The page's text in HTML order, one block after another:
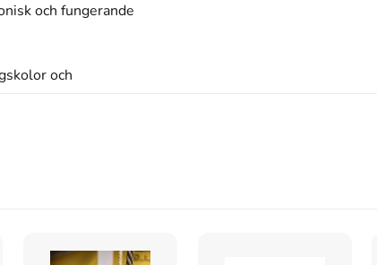
och fungerande
och
ute i klasser, och